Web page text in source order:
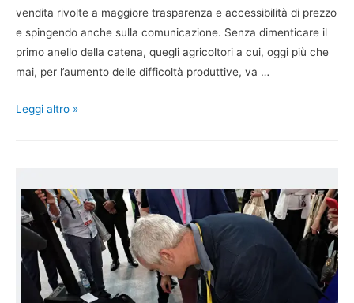
vendita rivolte a maggiore trasparenza e accessibilità di prezzo
e spingendo anche sulla comunicazione. Senza dimenticare il
primo anello della catena, quegli agricoltori a cui, oggi più che
mai, per l’aumento delle difficoltà produttive, va …
Leggi altro »